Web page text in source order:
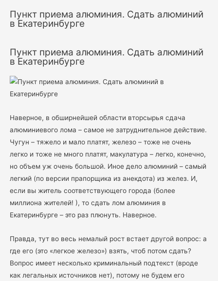
Пункт приема алюминия. Сдать алюминий
в Екатеринбурге
Пункт приема алюминия. Сдать алюминий
в Екатеринбурге
Наверное, в обширнейшей области вторсырья сдача
алюминиевого лома – самое не затруднительное действие.
Чугун – тяжело и мало платят, железо – тоже не очень
легко и тоже не много платят, макулатура – легко, конечно,
но объем уж очень большой. Иное дело алюминий – самый
легкий (по версии прапорщика из анекдота) из желез. И,
если вы житель соответствующего города (более
миллиона жителей! ), то сдать лом алюминия в
Екатеринбурге – это раз плюнуть. Наверное.
Правда, тут во весь немалый рост встает другой вопрос: а
где его (это «легкое железо») взять, чтоб потом сдать?
Вопрос имеет несколько криминальный подтекст (вроде
как легальных источников нет), потому не будем его